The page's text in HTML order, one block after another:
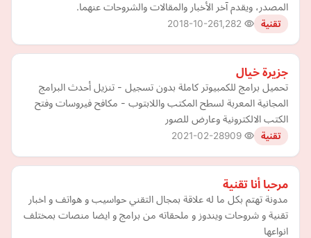
المصدر، ويقدم آخر الأخبار والمقالات والشروحات عنهما.
تقنية 2018-10-26
جزيرة خيال
تحميل برامج للكمبيوتر كاملة بدون تسجيل - تنزيل أحدث البرامج
المجانية المعربة لسطح المكتب واللابتوب - مكافح فيروسات وفتح
الكتب الالكترونية وعارض للصور
تقنية 2021-02-28
مرحبا أنا تقنية
مدونة تهتم بكل ما له علاقة بمجال التقني حواسيب و هواتف و اخبار
تقنية و شروحات ويندوز و ملحقاته من برامج و ايضا منصات بمختلف
انواعها